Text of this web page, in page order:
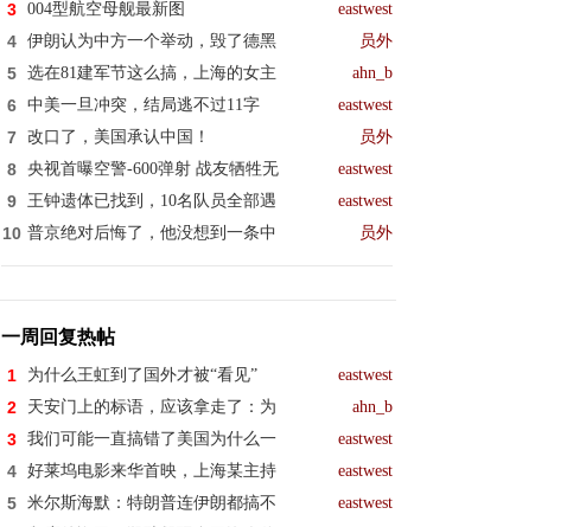
3 004型航空母舰最新图 eastwest
4 伊朗认为中方一个举动，毁了德黑 员外
5 选在81建军节这么搞，上海的女主 ahn_b
6 中美一旦冲突，结局逃不过11字 eastwest
7 改口了，美国承认中国！ 员外
8 央视首曝空警-600弹射 战友牺牲无 eastwest
9 王钟遗体已找到，10名队员全部遇 eastwest
10 普京绝对后悔了，他没想到一条中 员外
一周回复热帖
1 为什么王虹到了国外才被“看见” eastwest
2 天安门上的标语，应该拿走了：为 ahn_b
3 我们可能一直搞错了美国为什么一 eastwest
4 好莱坞电影来华首映，上海某主持 eastwest
5 米尔斯海默：特朗普连伊朗都搞不 eastwest